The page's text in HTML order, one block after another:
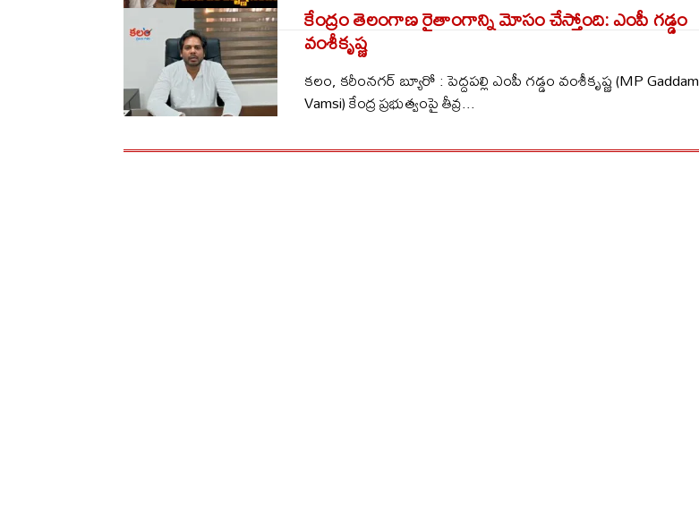
కేంద్రం తెలంగాణ రైతాంగాన్ని మోసం చేస్తోంది: ఎంపీ గడ్డం
వంశీకృష్ణ
కలం, కరీంనగర్ బ్యూరో : పెద్దపల్లి ఎంపీ గడ్డం వంశీకృష్ణ (MP Gaddam
Vamsi) కేంద్ర ప్రభుత్వంపై తీవ్ర...